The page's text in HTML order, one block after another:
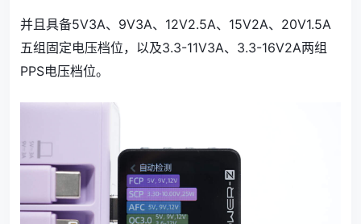
并且具备5V3A、9V3A、12V2.5A、15V2A、20V1.5A
五组固定电压档位，以及3.3-11V3A、3.3-16V2A两组
PPS电压档位。